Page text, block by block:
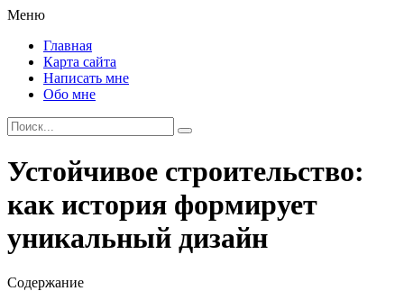
Меню
Главная
Карта сайта
Написать мне
Обо мне
Устойчивое строительство:
как история формирует
уникальный дизайн
Содержание